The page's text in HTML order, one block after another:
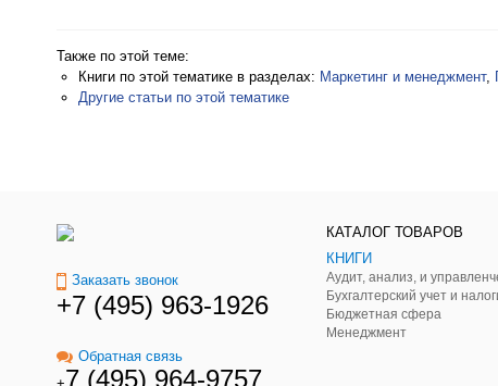
Также по этой теме:
Книги по этой тематике в разделах: Маркетинг и менеджмент,
Другие статьи по этой тематике
Заказать звонок
+7 (495) 963-1926
Обратная связь
7 (495) 964-9757
КАТАЛОГ ТОВАРОВ
КНИГИ
Бухгалтерский учет и
Бюджетная сфера
Менеджмент